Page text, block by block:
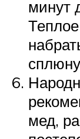
минут
мед,